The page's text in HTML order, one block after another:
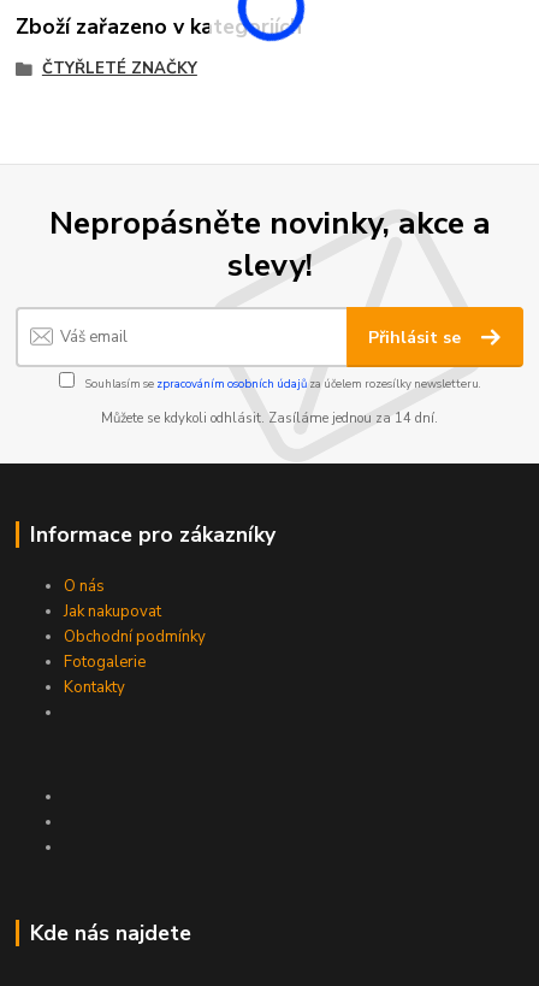
Zboží zařazeno v kategoriích
ČTYŘLETÉ ZNAČKY
Nepropásněte novinky, akce a
slevy!
Přihlásit se
Souhlasím se zpracováním osobních údajůza účelem rozesílky newsletteru.
Můžete se kdykoli odhlásit. Zasíláme jednou za 14 dní.
Informace pro zákazníky
O nás
Jak nakupovat
Obchodní podmínky
Fotogalerie
Kontakty
Kde nás najdete